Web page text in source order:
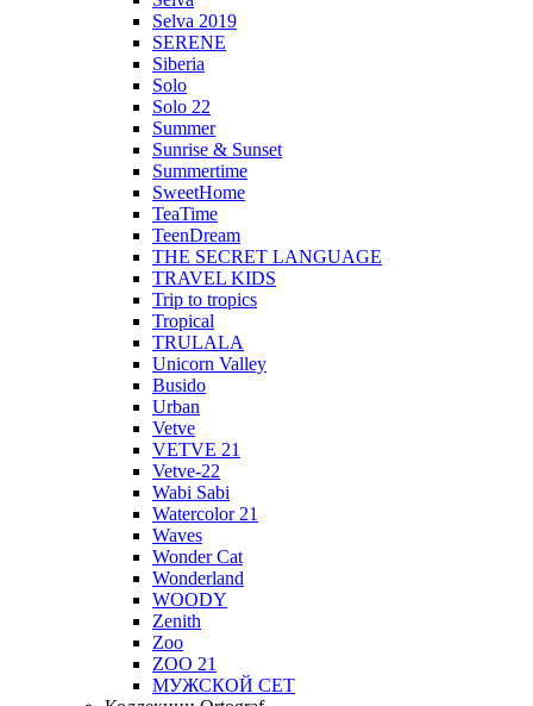
Selva 2019
SERENE
Siberia
Solo
Solo 22
Summer
Sunrise & Sunset
Summertime
SweetHome
TeaTime
TeenDream
THE SECRET LANGUAGE
TRAVEL KIDS
Trip to tropics
Tropical
TRULALA
Unicorn Valley
Busido
Urban
Vetve
VETVE 21
Vetve-22
Wabi Sabi
Watercolor 21
Waves
Wonder Cat
Wonderland
WOODY
Zenith
Zoo
ZOO 21
МУЖСКОЙ СЕТ